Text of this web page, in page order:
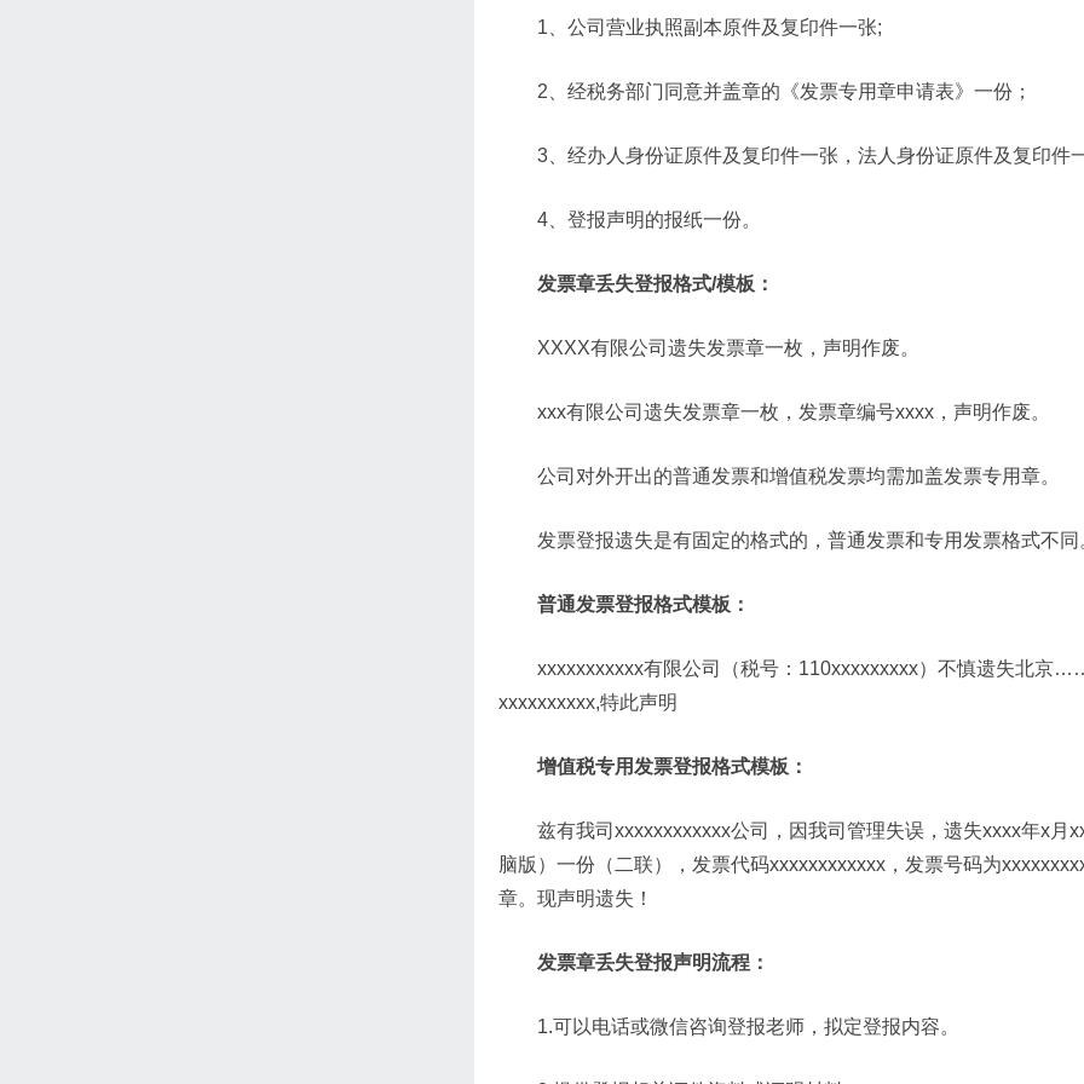
1、公司营业执照副本原件及复印件一张;
2、经税务部门同意并盖章的《发票专用章申请表》一份；
3、经办人身份证原件及复印件一张，法人身份证原件及复印件
4、登报声明的报纸一份。
发票章丢失登报格式/模板：
XXXX有限公司遗失发票章一枚，声明作废。
xxx有限公司遗失发票章一枚，发票章编号xxxx，声明作废。
公司对外开出的普通发票和增值税发票均需加盖发票专用章。
发票登报遗失是有固定的格式的，普通发票和专用发票格式不同
普通发票登报格式模板：
xxxxxxxxxxx有限公司（税号：110xxxxxxxxx）不慎遗失北京
xxxxxxxxxx,特此声明
增值税专用发票登报格式模板：
兹有我司xxxxxxxxxxxx公司，因我司管理失误，遗失xxxx年x月
脑版）一份（二联），发票代码xxxxxxxxxxxx，发票号码为
章。现声明遗失！
发票章丢失登报声明流程：
1.可以电话或微信咨询登报老师，拟定登报内容。